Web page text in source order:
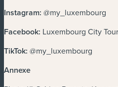
Instagram: @my_luxembourg
Facebook: Luxembourg City
TikTok: @my_luxembourg
Annexe